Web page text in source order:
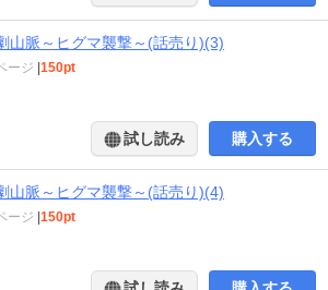
山脈～ヒグマ襲撃～(話売り)(3)
ージ |150pt
試し読み 購入する
山脈～ヒグマ襲撃～(話売り)(4)
ージ |150pt